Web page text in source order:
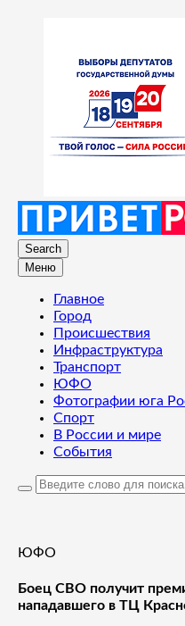
Search
Меню
Главное
Город
Происшествия
Инфраструктура
Транспорт
ЮФО
Фотографии юга
Спорт
В России и мире
События
ЮФО
Боец СВО получит
нападавшего в ТЦ